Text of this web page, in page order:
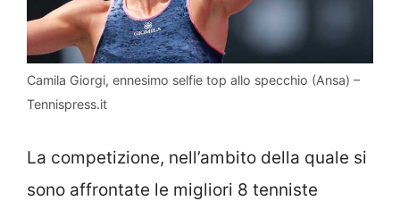
Camila Giorgi, ennesimo selfie top allo specchio (Ansa) –
Tennispress.it
La competizione, nell’ambito della quale si
sono affrontate le migliori 8 tenniste